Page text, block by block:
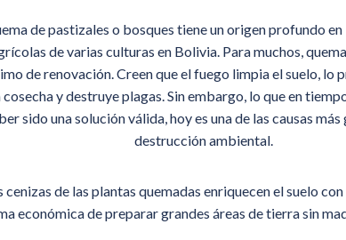
de pastizales o bosques tiene un origen profundo
de varias culturas en Bolivia. Para muchos,
de renovación. Creen que el fuego limpia el suelo, lo
cosecha y destruye plagas. Sin embargo, lo que en
sido una solución válida, hoy es una de las causas más
destrucción ambiental.
de las plantas quemadas enriquecen el suelo
económica de preparar grandes áreas de tierra sin